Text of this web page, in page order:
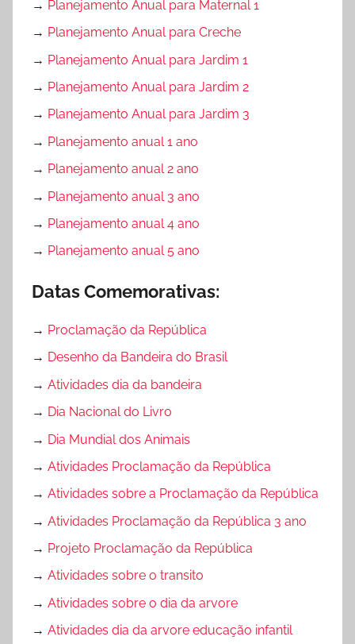
→ Planejamento Anual para Maternal 1
→ Planejamento Anual para Creche
→ Planejamento Anual para Jardim 1
→ Planejamento Anual para Jardim 2
→ Planejamento Anual para Jardim 3
→ Planejamento anual 1 ano
→ Planejamento anual 2 ano
→ Planejamento anual 3 ano
→ Planejamento anual 4 ano
→ Planejamento anual 5 ano
Datas Comemorativas:
→ Proclamação da República
→ Desenho da Bandeira do Brasil
→ Atividades dia da bandeira
→ Dia Nacional do Livro
→ Dia Mundial dos Animais
→ Atividades Proclamação da República
→ Atividades sobre a Proclamação da República
→ Atividades Proclamação da República 3 ano
→ Projeto Proclamação da República
→ Atividades sobre o transito
→ Atividades sobre o dia da arvore
→ Atividades dia da arvore educação infantil